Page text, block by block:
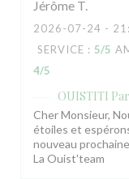
Jérôme T
2026-07-24 -
SERVICE : 5/5
4/5
OUISTITI
Cher Monsieur,
étoiles et
nouveau
La Ouist'team